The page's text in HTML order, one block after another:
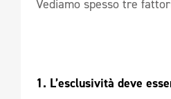
Vediamo spesso tre
1. L’esclusività deve